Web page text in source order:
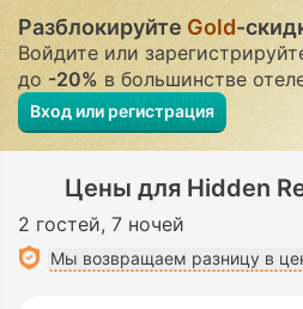
Разблокируйте Gold-
Войдите или
до -20% в большинстве
Вход или регистрация
Цены для Hidden
2 гостей 7 ночей
Мы возвращаем разницу в